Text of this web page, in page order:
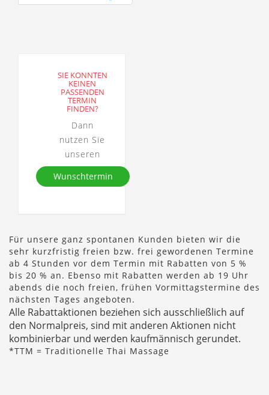
SIE KONNTEN
KEINEN
PASSENDEN
TERMIN
FINDEN?
Dann
nutzen Sie
unseren
Wunschtermin
Für unsere ganz spontanen Kunden bieten wir die
sehr kurzfristig freien bzw. frei gewordenen Termine
ab 4 Stunden vor dem Termin mit Rabatten von 5 %
bis 20 % an. Ebenso mit Rabatten werden ab 19 Uhr
abends die noch freien, frühen Vormittagstermine des
nächsten Tages angeboten.
Alle Rabattaktionen beziehen sich ausschließlich auf
den Normalpreis, sind mit anderen Aktionen nicht
kombinierbar und werden kaufmännisch gerundet.
*TTM = Traditionelle Thai Massage